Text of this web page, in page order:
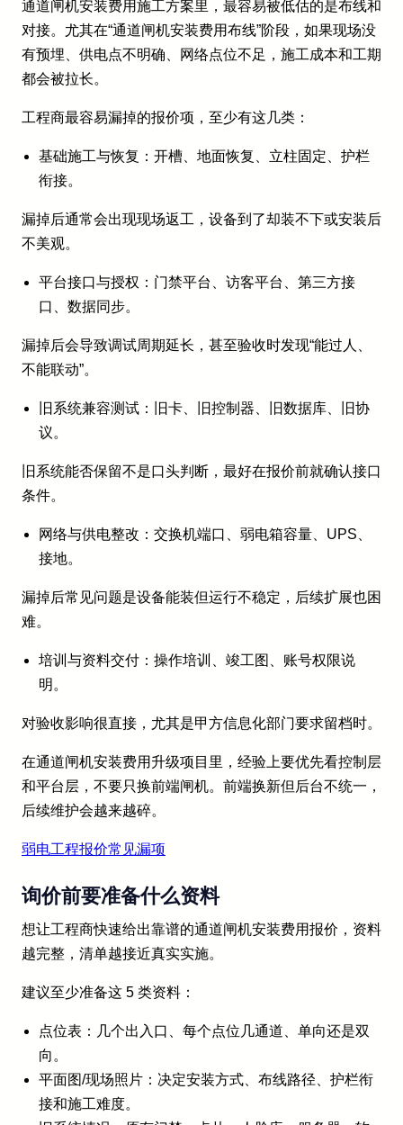
通道闸机安装费用施工方案里，最容易被低估的是布线和
对接。尤其在“通道闸机安装费用布线”阶段，如果现场没
有预埋、供电点不明确、网络点位不足，施工成本和工期
都会被拉长。
工程商最容易漏掉的报价项，至少有这几类：
基础施工与恢复：开槽、地面恢复、立柱固定、护栏
衔接。
漏掉后通常会出现现场返工，设备到了却装不下或安装后
不美观。
平台接口与授权：门禁平台、访客平台、第三方接
口、数据同步。
漏掉后会导致调试周期延长，甚至验收时发现“能过人、
不能联动”。
旧系统兼容测试：旧卡、旧控制器、旧数据库、旧协
议。
旧系统能否保留不是口头判断，最好在报价前就确认接口
条件。
网络与供电整改：交换机端口、弱电箱容量、UPS、
接地。
漏掉后常见问题是设备能装但运行不稳定，后续扩展也困
难。
培训与资料交付：操作培训、竣工图、账号权限说
明。
对验收影响很直接，尤其是甲方信息化部门要求留档时。
在通道闸机安装费用升级项目里，经验上要优先看控制层
和平台层，不要只换前端闸机。前端换新但后台不统一，
后续维护会越来越碎。
弱电工程报价常见漏项
询价前要准备什么资料
想让工程商快速给出靠谱的通道闸机安装费用报价，资料
越完整，清单越接近真实实施。
建议至少准备这 5 类资料：
点位表：几个出入口、每个点位几通道、单向还是双
向。
平面图/现场照片：决定安装方式、布线路径、护栏衔
接和施工难度。